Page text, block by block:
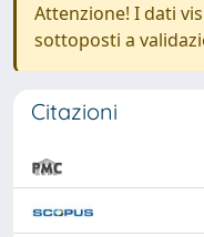
Attenzione! I dati
sottoposti a
Citazioni